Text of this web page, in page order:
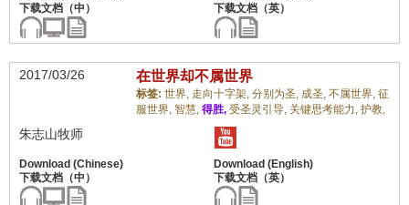
2017/03/26 在世界却不属世界
标签: 世界, 走向十字架, 分别为圣, 成圣, 不属世界, 征
服世界, 智慧, 得胜, 受圣灵引导, 关键思考能力, 护教,
朱志山牧师